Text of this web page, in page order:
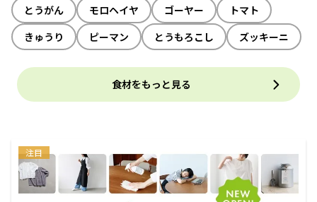
とうがん モロヘイヤ ゴーヤー
トマト
きゅうり
ピーマン とうもろこし ズッキーニ
食材をもっと見る
注目